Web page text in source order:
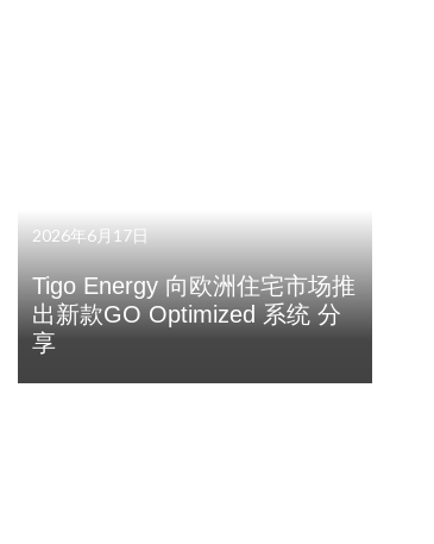
2026年6月17日
Tigo Energy 向欧洲住宅市场推
出新款GO Optimized 系统 分
享